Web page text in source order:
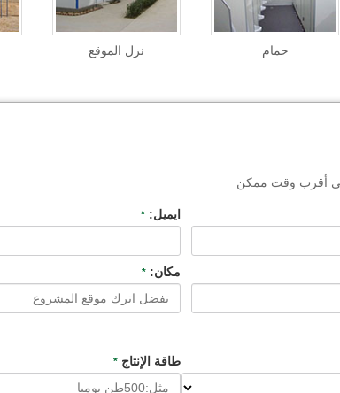
حمام نزل الموقع
في أقرب وقت ممكن
ايميل: *
مكان: *
طاقة الإنتاج *